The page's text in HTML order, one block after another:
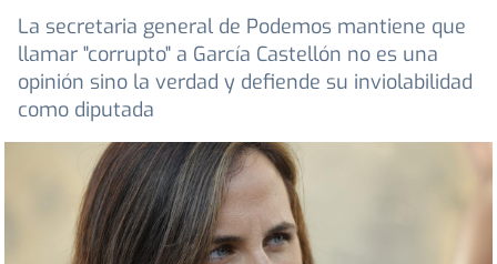
La secretaria general de Podemos mantiene que
llamar "corrupto" a García Castellón no es una
opinión sino la verdad y defiende su inviolabilidad
como diputada